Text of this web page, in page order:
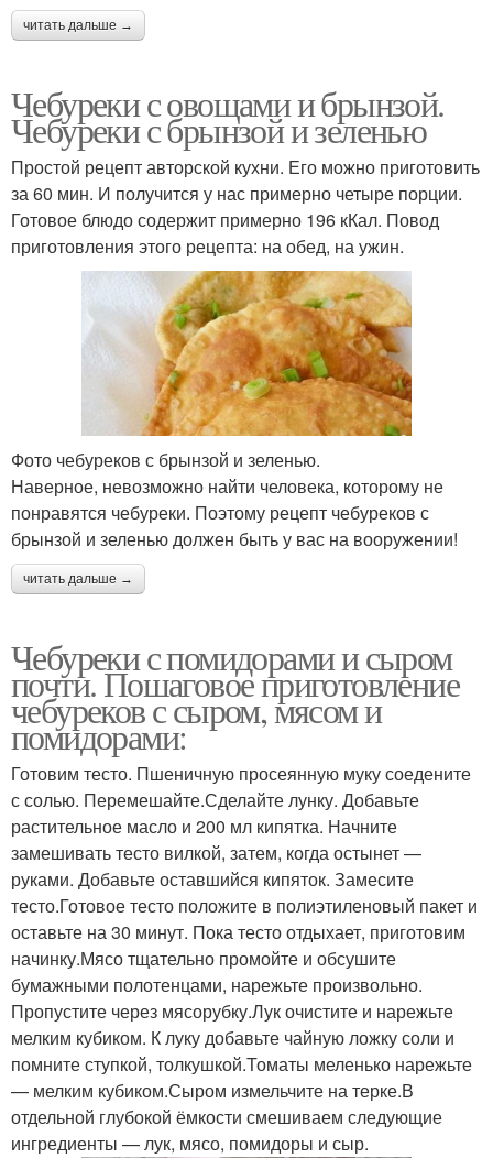
читать дальше →
Чебуреки с овощами и брынзой.
Чебуреки с брынзой и зеленью
Простой рецепт авторской кухни. Его можно приготовить
за 60 мин. И получится у нас примерно четыре порции.
Готовое блюдо содержит примерно 196 кКал. Повод
приготовления этого рецепта: на обед, на ужин.
Фото чебуреков с брынзой и зеленью.
Наверное, невозможно найти человека, которому не
понравятся чебуреки. Поэтому рецепт чебуреков с
брынзой и зеленью должен быть у вас на вооружении!
читать дальше →
Чебуреки с помидорами и сыром
почти. Пошаговое приготовление
чебуреков с сыром, мясом и
помидорами:
Готовим тесто. Пшеничную просеянную муку соедените
с солью. Перемешайте.Сделайте лунку. Добавьте
растительное масло и 200 мл кипятка. Начните
замешивать тесто вилкой, затем, когда остынет —
руками. Добавьте оставшийся кипяток. Замесите
тесто.Готовое тесто положите в полиэтиленовый пакет и
оставьте на 30 минут. Пока тесто отдыхает, приготовим
начинку.Мясо тщательно промойте и обсушите
бумажными полотенцами, нарежьте произвольно.
Пропустите через мясорубку.Лук очистите и нарежьте
мелким кубиком. К луку добавьте чайную ложку соли и
помните ступкой, толкушкой.Томаты меленько нарежьте
— мелким кубиком.Сыром измельчите на терке.В
отдельной глубокой ёмкости смешиваем следующие
ингредиенты — лук, мясо, помидоры и сыр.